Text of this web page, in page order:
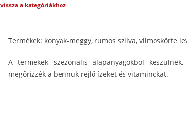
vissza a kategóriákhoz
Termékek: konyak-meggy, rumos szilva, vilmoskörte
A termékek szezonális alapanyagokból
megőrizzék a bennük rejlő ízeket és vitaminokat.